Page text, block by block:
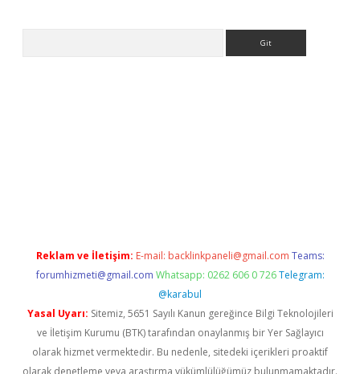
Reklam ve İletişim: E-mail: backlinkpaneli@gmail.com Teams:
forumhizmeti@gmail.com Whatsapp: 0262 606 0 726 Telegram:
@karabul
Yasal Uyarı: Sitemiz, 5651 Sayılı Kanun gereğince Bilgi Teknolojileri
ve İletişim Kurumu (BTK) tarafından onaylanmış bir Yer Sağlayıcı
olarak hizmet vermektedir. Bu nedenle, sitedeki içerikleri proaktif
olarak denetleme veya araştırma yükümlülüğümüz bulunmamaktadır.